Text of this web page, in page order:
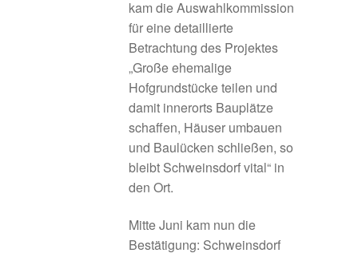
Umgesetzte Projekte 2023
Umgesetzte Projekte 2024
Umgesetzte Projekte 2025
Gesamte Region
Herausforderung: der „Donut-Effekt“
kam die Auswahlkommission
für eine detaillierte
Betrachtung des Projektes
„Große ehemalige
Hofgrundstücke teilen und
damit innerorts Bauplätze
schaffen, Häuser umbauen
und Baulücken schließen, so
bleibt Schweinsdorf vital“ in
den Ort.
Mitte Juni kam nun die
Bestätigung: Schweinsdorf